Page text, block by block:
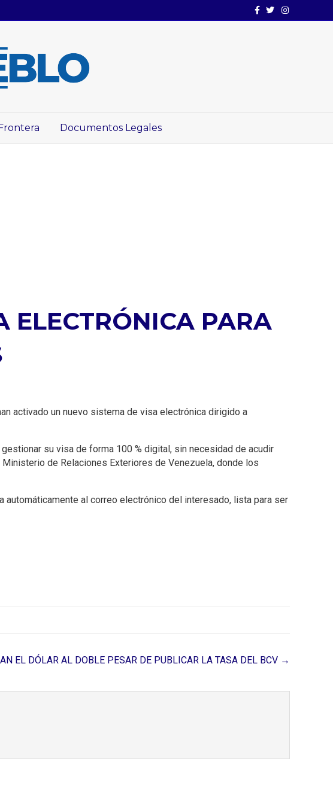
Facebook
TwitterInstagram
Documentos Legales
ELECTRÓNICA PARA
activado un nuevo sistema de visa electrónica dirigido a
su visa de forma 100 % digital, sin necesidad de acudir
de Relaciones Exteriores de Venezuela, donde los
al correo electrónico del interesado, lista para ser
EL DÓLAR AL DOBLE PESAR DE PUBLICAR LA TASA DEL BCV →